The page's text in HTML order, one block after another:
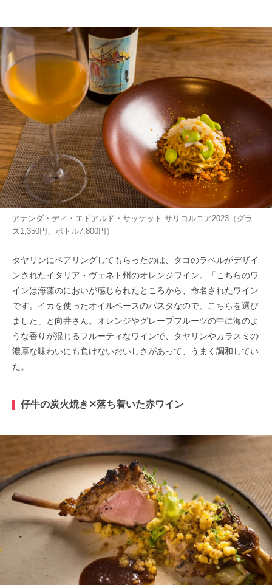
アナンダ・ディ・エドアルド・サッケット サリコルニア2023（グラ
ス1,350円、ボトル7,800円）
タヤリンにペアリングしてもらったのは、タコのラベルがデザイ
ンされたイタリア・ヴェネト州のオレンジワイン。「こちらのワ
インは海藻のにおいが感じられたところから、命名されたワイン
です。イカを使ったオイルベースのパスタなので、こちらを選び
ました」と向井さん。オレンジやグレープフルーツの中に海のよ
うな香りが混じるフルーティなワインで、タヤリンやカラスミの
濃厚な味わいにも負けないおいしさがあって、うまく調和してい
た。
仔牛の炭火焼き✕落ち着いた赤ワイン